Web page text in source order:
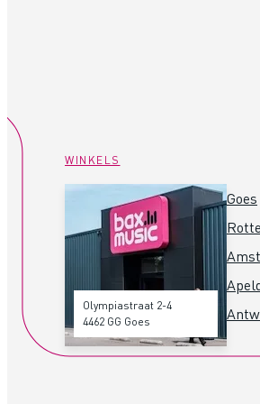
WINKELS
Olympiastraat 2-4
4462 GG Goes
Goes